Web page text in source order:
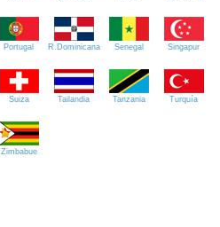
Portugal R.Dominicana Senegal Singapur
Suiza Tailandia Tanzania Turquía
Zimbabue